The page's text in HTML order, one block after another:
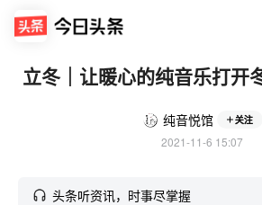
立冬｜让暖心的纯音乐打开
纯音悦馆 关注
2021-11-6 15:07
头条听资讯，时事尽掌握